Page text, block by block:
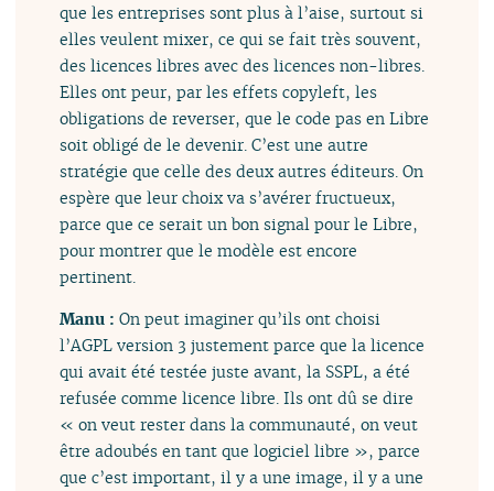
que les entreprises sont plus à l’aise, surtout si
elles veulent mixer, ce qui se fait très souvent,
des licences libres avec des licences non-libres.
Elles ont peur, par les effets copyleft, les
obligations de reverser, que le code pas en Libre
soit obligé de le devenir. C’est une autre
stratégie que celle des deux autres éditeurs. On
espère que leur choix va s’avérer fructueux,
parce que ce serait un bon signal pour le Libre,
pour montrer que le modèle est encore
pertinent.
Manu :On peut imaginer qu’ils ont choisi
l’AGPL version 3 justement parce que la licence
qui avait été testée juste avant, la SSPL, a été
refusée comme licence libre. Ils ont dû se dire
« on veut rester dans la communauté, on veut
être adoubés en tant que logiciel libre », parce
que c’est important, il y a une image, il y a une